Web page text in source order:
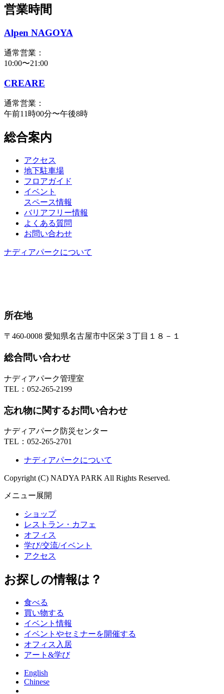
営業時間
Alpen NAGOYA
通常営業：
10:00〜21:00
CREARE
通常営業：
午前11時00分〜午後8時
総合案内
アクセス
地下駐車場
フロアガイド
イベント
スペース情報
バリアフリー情報
よくある質問
お問い合わせ
ナディアパークについて
所在地
〒460-0008 愛知県名古屋市中区栄３丁目１８－１
総合問い合わせ
ナディアパーク管理室
TEL： 052-265-2199
忘れ物に関するお問い合わせ
ナディアパーク防災センター
TEL： 052-265-2701
ナディアパークについて
Copyright (C) NADYA PARK All Rights Reserved.
メニュー展開
ショップ
レストラン・カフェ
オフィス
学び/交流/イベント
アクセス
お探しの情報は？
食べる
買い物する
イベント情報
イベントやセミナーを開催する
オフィス入居
アート&学び
English
Chinese